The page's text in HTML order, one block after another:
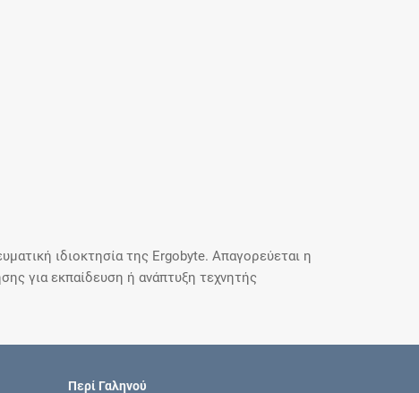
ιδιοκτησία της Ergobyte. Απαγορεύεται η
για εκπαίδευση ή ανάπτυξη τεχνητής
Περί Γαληνού